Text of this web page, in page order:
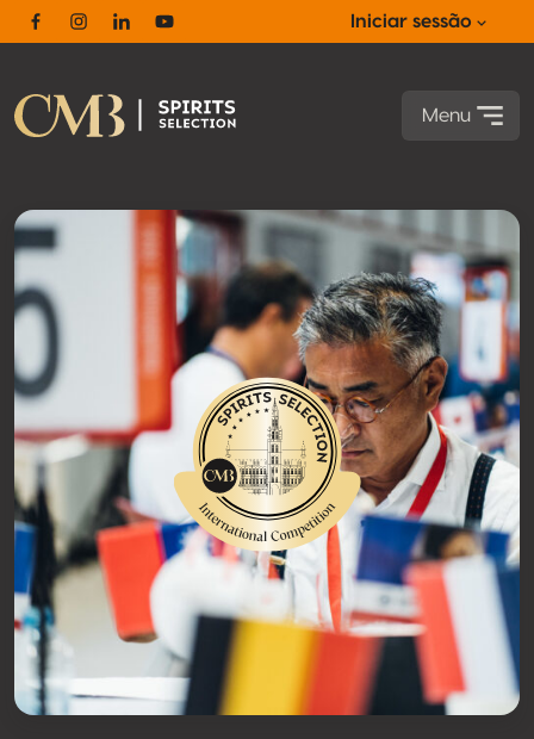
FacebookInstagram
LinkedinYoutube
Iniciar sessão
Menu